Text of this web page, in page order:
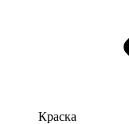
Краска